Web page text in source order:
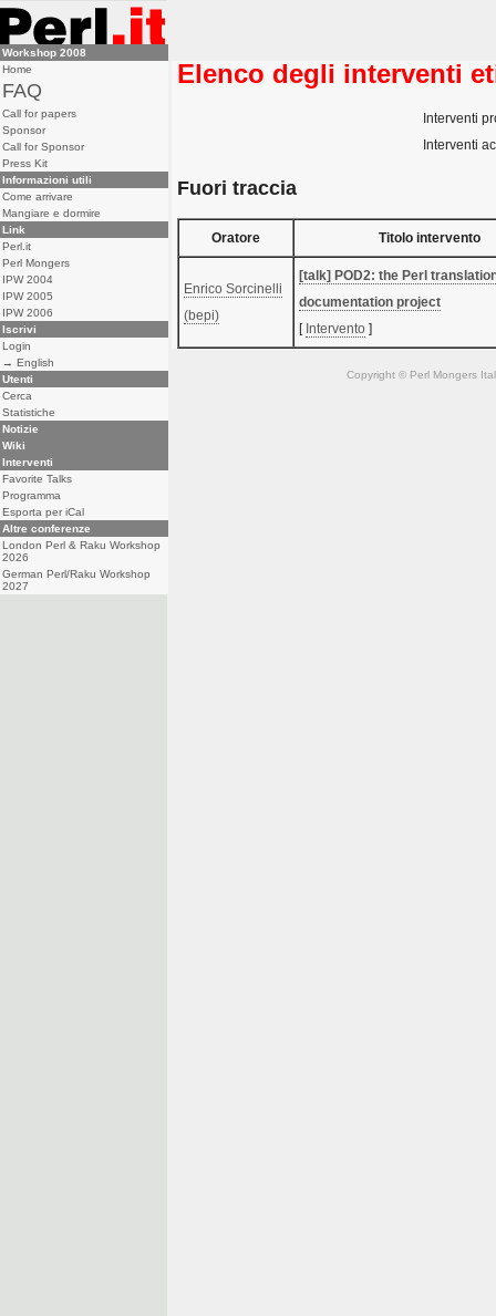
Elenco degli interventi
Interventi
Interventi
Fuori traccia
Oratore Titolo intervento
Enrico Sorcinelli
(‎bepi‎)
‎[talk] POD2: the Perl
documentation project‎
[ Intervento ]
Copyright © Perl Mongers
Workshop 2008
Home
FAQ
Call for papers
Sponsor
Call for Sponsor
Press Kit
Informazioni utili
Come arrivare
Mangiare e dormire
Link
Perl.it
Perl Mongers
IPW 2004
IPW 2005
IPW 2006
Iscrivi
Login
→ English
Utenti
Cerca
Statistiche
Notizie
Wiki
Interventi
Favorite Talks
Programma
Esporta per iCal
Altre conferenze
London Perl & Raku Workshop
2026
German Perl/Raku Workshop
2027